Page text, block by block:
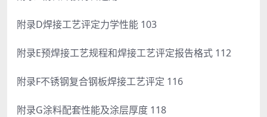
附录D焊接工艺评定力学性能 103
附录E预焊接工艺规程和焊接工艺评定报告格式 112
附录F不锈钢复合钢板焊接工艺评定 116
附录G涂料配套性能及涂层厚度 118